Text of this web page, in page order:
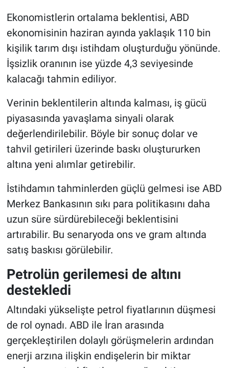
Ekonomistlerin ortalama beklentisi, ABD
ekonomisinin haziran ayında yaklaşık 110 bin
kişilik tarım dışı istihdam oluşturduğu yönünde.
İşsizlik oranının ise yüzde 4,3 seviyesinde
kalacağı tahmin ediliyor.
Verinin beklentilerin altında kalması, iş gücü
piyasasında yavaşlama sinyali olarak
değerlendirilebilir. Böyle bir sonuç dolar ve
tahvil getirileri üzerinde baskı oluştururken
altına yeni alımlar getirebilir.
İstihdamın tahminlerden güçlü gelmesi ise ABD
Merkez Bankasının sıkı para politikasını daha
uzun süre sürdürebileceği beklentisini
artırabilir. Bu senaryoda ons ve gram altında
satış baskısı görülebilir.
Petrolün gerilemesi de altını
destekledi
Altındaki yükselişte petrol fiyatlarının düşmesi
de rol oynadı. ABD ile İran arasında
gerçekleştirilen dolaylı görüşmelerin ardından
enerji arzına ilişkin endişelerin bir miktar